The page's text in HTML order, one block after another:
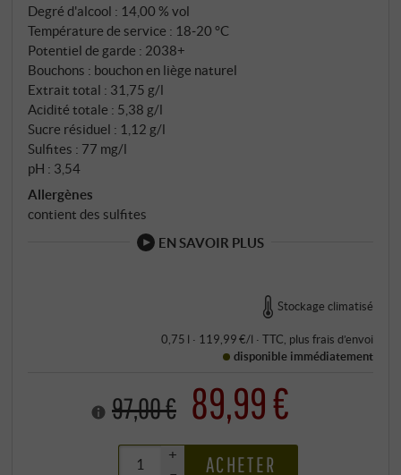
Degré d'alcool : 14,00 % vol
Température de service : 18‑20 °C
Potentiel de garde : 2038+
Bouchons : bouchon en liège naturel
Extrait total : 31,75 g/l
Acidité totale : 5,38 g/l
Sucre résiduel : 1,12 g/l
Sulfites : 77 mg/l
pH : 3,54
Allergènes
contient des sulfites
EN SAVOIR PLUS
Stockage climatisé
0,75 l · 119,99 €/l · TTC , plus frais d’envoi
disponible immédiatement
97,00 € 89,99 €
+
ACHETER